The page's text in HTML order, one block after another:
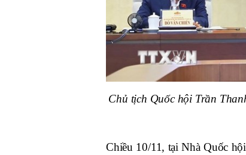
Chủ tịch Quốc hội Trần
Chiều 10/11, tại Nhà Quốc